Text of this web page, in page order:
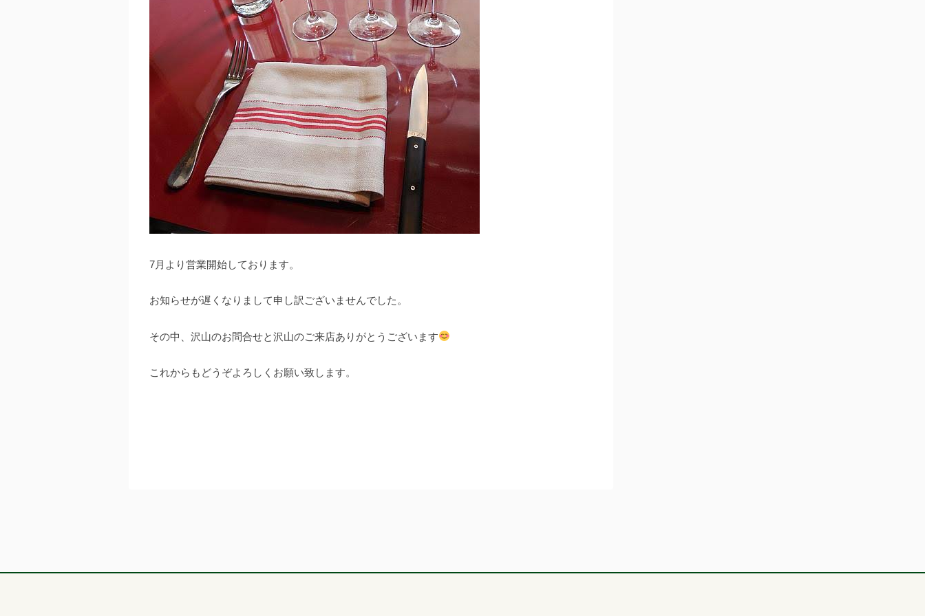
7月より営業開始しております。
お知らせが遅くなりまして申し訳ございませんでした。
その中、沢山のお問合せと沢山のご来店ありがとうございます
これからもどうぞよろしくお願い致します。